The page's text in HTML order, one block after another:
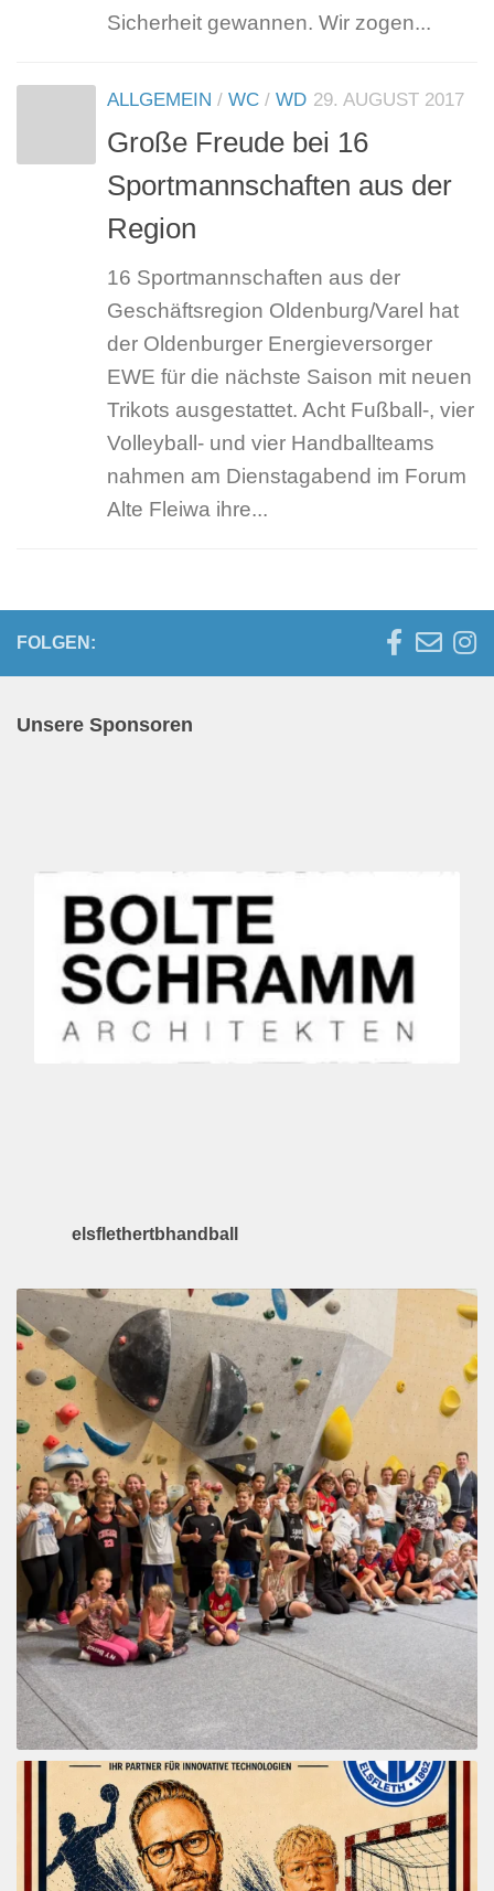
Sicherheit gewannen. Wir zogen...
ALLGEMEIN / WC / WD 29. AUGUST 2017
Große Freude bei 16
Sportmannschaften aus der
Region
16 Sportmannschaften aus der
Geschäftsregion Oldenburg/Varel hat
der Oldenburger Energieversorger
EWE für die nächste Saison mit neuen
Trikots ausgestattet. Acht Fußball-, vier
Volleyball- und vier Handballteams
nahmen am Dienstagabend im Forum
Alte Fleiwa ihre...
FOLGEN:
Unsere Sponsoren
elsflethertbhandball